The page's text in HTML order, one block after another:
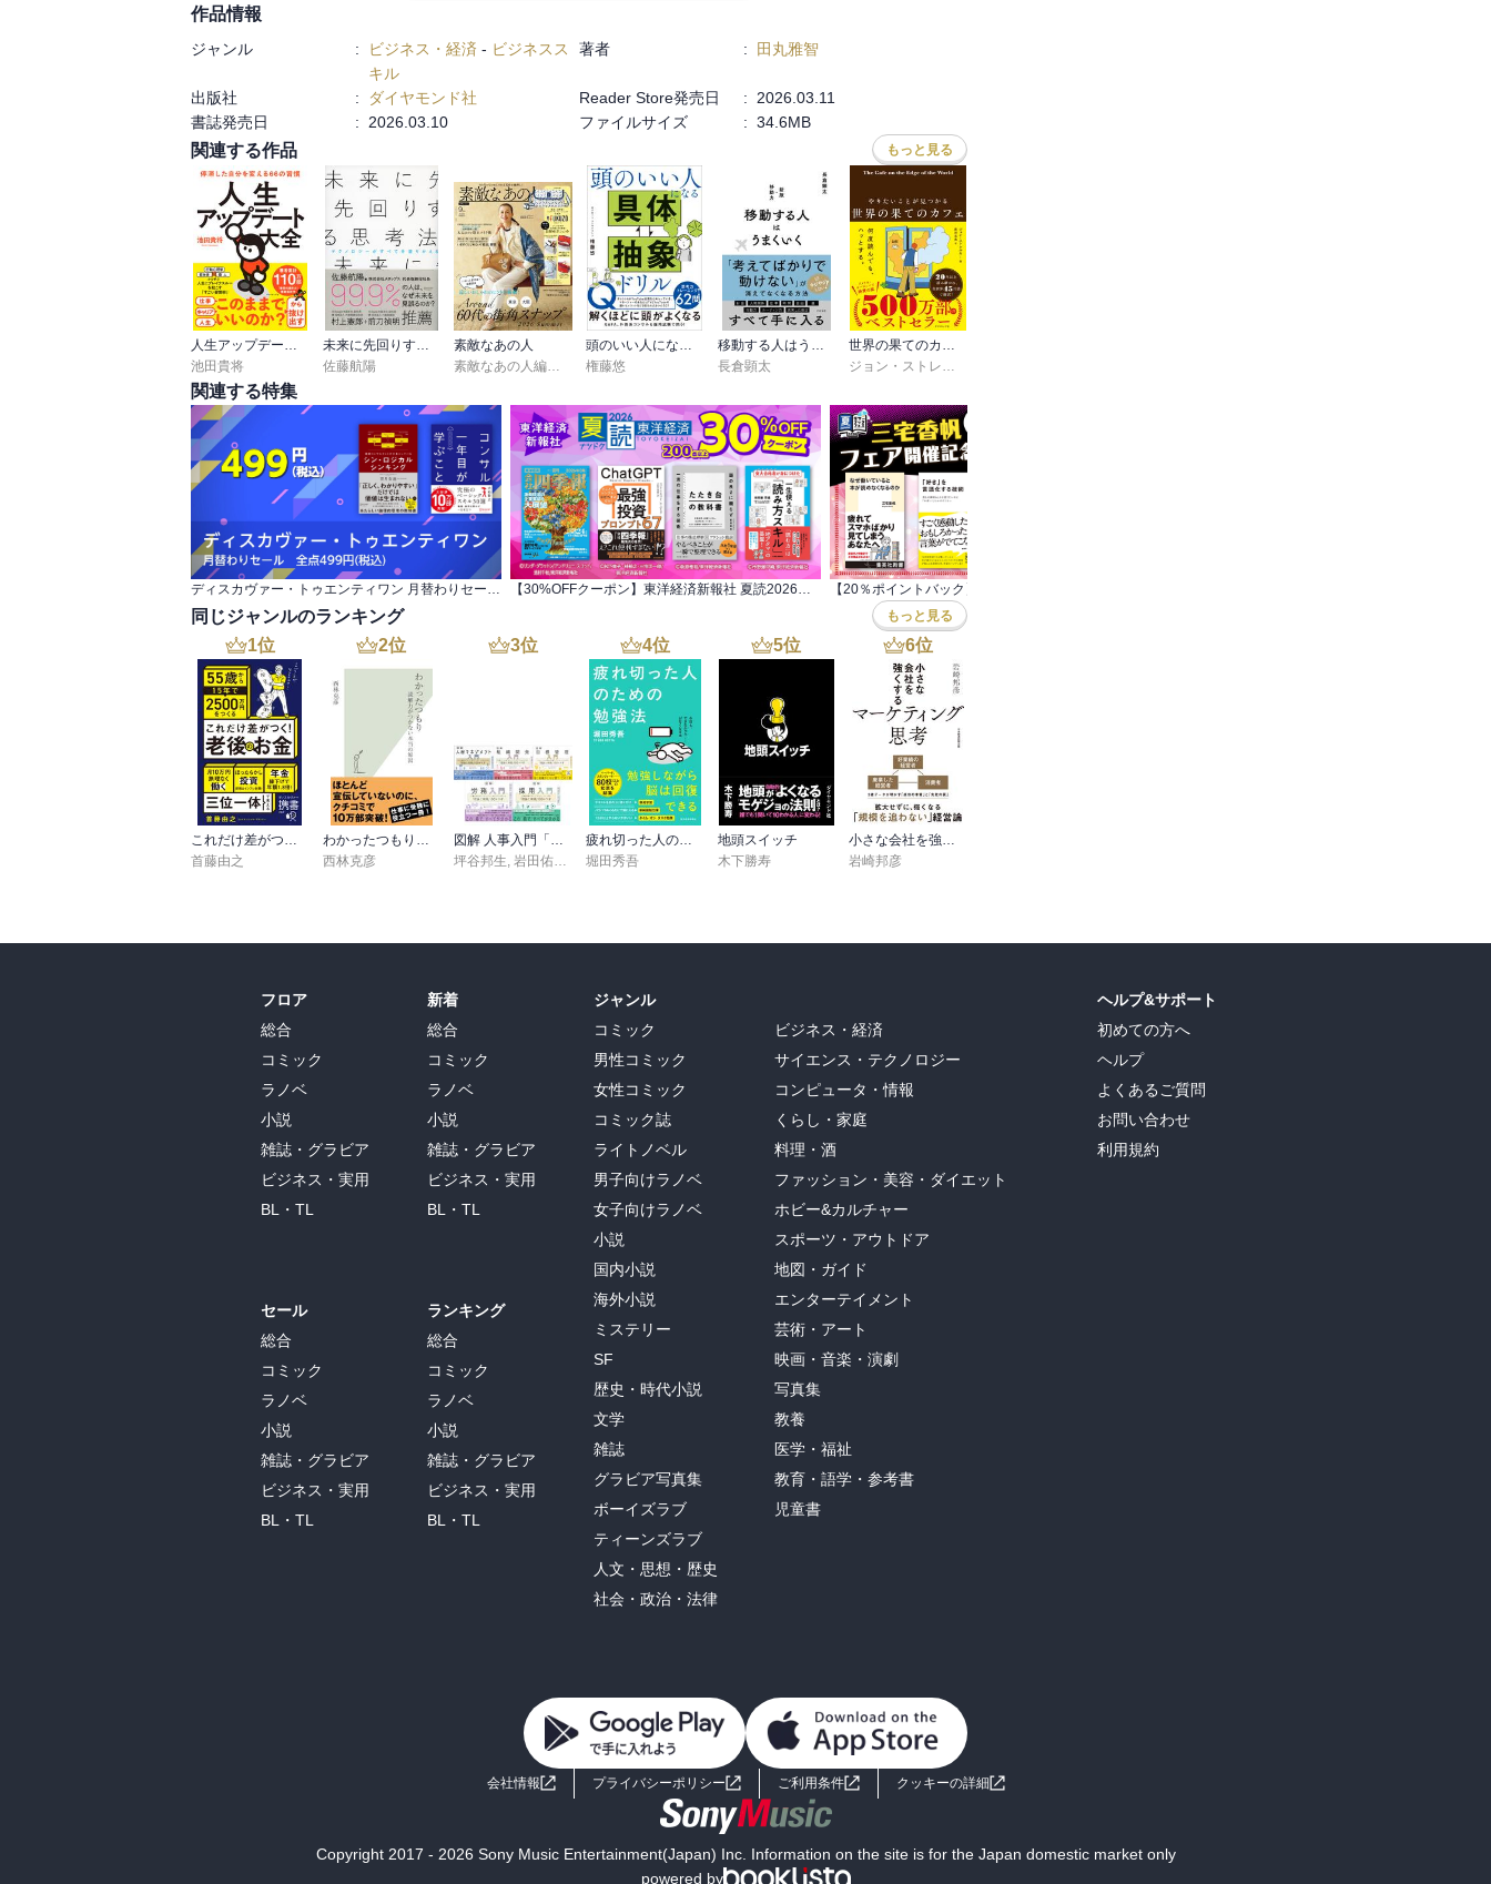
作品情報
ジャンル : ビジネス・経済 - ビジネスス
キル
著者 : 田丸雅智
出版社 : ダイヤモンド社 Reader Store発売日 :
2026.03.11
書誌発売日
: 2026.03.10 ファイルサイズ : 34.6MB
関連する作品 もっと見る
人生アップデート大全 停滞した自分を変える６６の習慣
池田貴将
未来に先回りする思考法
佐藤航陽
素敵なあの人
素敵なあの人編集部
頭のいい人になる 具体・抽象ドリル
権藤悠
移動する人はうまくいく
長倉顕太
世界の果てのカフェ
ジョン・ストレルキー
関連する特集
ディスカヴァー・トゥエンティワン 月替わりセール 全点499円(税込) 【30%OFFクーポン】東洋経済新報社 夏読2026 200点以上
同じジャンルのランキング もっと見る
1位
首藤由之
2位
西林克彦
3位
坪谷邦生 ,岩田佑介 古茶宏志,秋山絋樹
4位
疲れ切った人のための勉強法
堀田秀吾
5位
地頭スイッチ
木下勝寿
6位
岩崎邦彦
フロア
総合
コミック
ラノベ
小説
雑誌・グラビア
ビジネス・実用
BL・TL
セール
総合
コミック
ラノベ
小説
雑誌・グラビア
ビジネス・実用
BL・TL
新着
総合
コミック
ラノベ
小説
雑誌・グラビア
ビジネス・実用
BL・TL
ランキング
総合
コミック
ラノベ
小説
雑誌・グラビア
ビジネス・実用
BL・TL
ジャンル
コミック
男性コミック
女性コミック
コミック誌
ライトノベル
男子向けラノベ
女子向けラノベ
小説
国内小説
海外小説
ミステリー
SF
歴史・時代小説
文学
雑誌
グラビア写真集
ボーイズラブ
ティーンズラブ
人文・思想・歴史
社会・政治・法律
ビジネス・経済
サイエンス・テクノロジー
コンピュータ・情報
くらし・家庭
料理・酒
ファッション・美容・ダイエット
ホビー&カルチャー
スポーツ・アウトドア
地図・ガイド
エンターテイメント
芸術・アート
映画・音楽・演劇
写真集
教養
医学・福祉
教育・語学・参考書
児童書
ヘルプ&サポート
初めての方へ
ヘルプ
よくあるご質問
お問い合わせ
利用規約
会社情報 プライバシーポリシー ご利用条件 クッキーの詳細
Copyright 2017 - 2026 Sony Music Entertainment(Japan) Inc. Information on the site is for the Japan domestic market only
powered by